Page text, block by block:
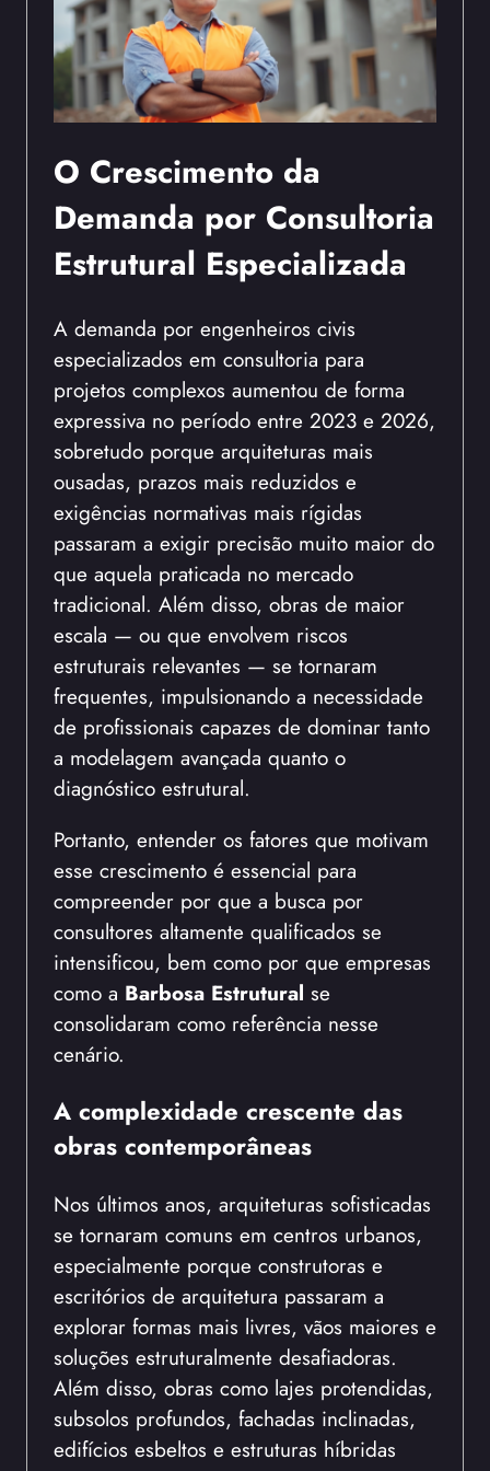
O Crescimento da
Demanda por Consultoria
Estrutural Especializada
A demanda por engenheiros civis
especializados em consultoria para
projetos complexos aumentou de forma
expressiva no período entre 2023 e 2026,
sobretudo porque arquiteturas mais
ousadas, prazos mais reduzidos e
exigências normativas mais rígidas
passaram a exigir precisão muito maior do
que aquela praticada no mercado
tradicional. Além disso, obras de maior
escala — ou que envolvem riscos
estruturais relevantes — se tornaram
frequentes, impulsionando a necessidade
de profissionais capazes de dominar tanto
a modelagem avançada quanto o
diagnóstico estrutural.
Portanto, entender os fatores que motivam
esse crescimento é essencial para
compreender por que a busca por
consultores altamente qualificados se
intensificou, bem como por que empresas
como a Barbosa Estrutural se
consolidaram como referência nesse
cenário.
A complexidade crescente das
obras contemporâneas
Nos últimos anos, arquiteturas sofisticadas
se tornaram comuns em centros urbanos,
especialmente porque construtoras e
escritórios de arquitetura passaram a
explorar formas mais livres, vãos maiores e
soluções estruturalmente desafiadoras.
Além disso, obras como lajes protendidas,
subsolos profundos, fachadas inclinadas,
edifícios esbeltos e estruturas híbridas